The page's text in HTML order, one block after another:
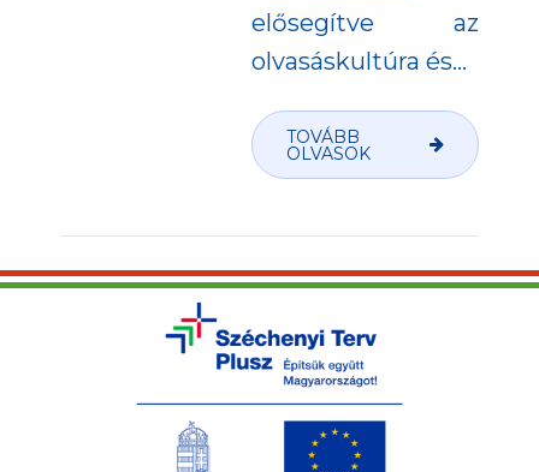
elősegítve az
olvasáskultúra és...
TOVÁBB
OLVASOK